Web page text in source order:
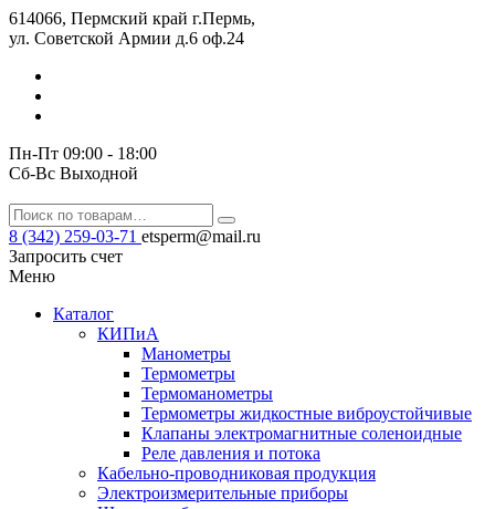
614066, Пермский край г.Пермь,
ул. Советской Армии д.6 оф.24
Пн-Пт 09:00 - 18:00
Сб-Вс Выходной
8 (342) 259-03-71 etsperm@mail.ru
Запросить счет
Меню
Каталог
КИПиА
Манометры
Термометры
Термомано­мет­ры
Термометры жидкостные виброустойчивые
Клапаны электро­маг­нит­ные соле­но­ид­ные
Реле давления и потока
Кабельно-проводниковая продукция
Электроизмерительные приборы